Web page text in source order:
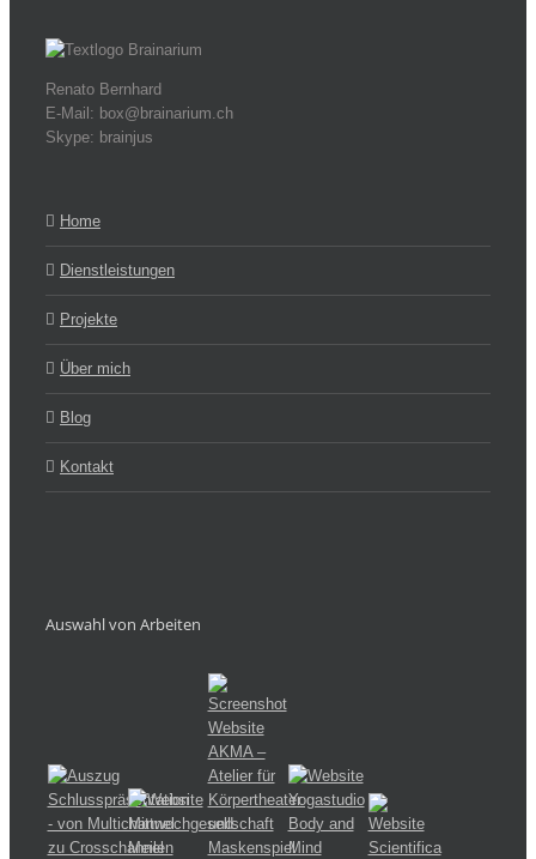
Renato Bernhard
E-Mail: box@brainarium.ch
Skype: brainjus
Home
Dienstleistungen
Projekte
Über mich
Blog
Kontakt
Auswahl von Arbeiten